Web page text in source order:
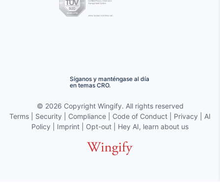
Síganos y manténgase al día
en temas CRO.
© 2026 Copyright Wingify. All rights reserved
Terms
Security Compliance Code of Conduct Privacy
AI
Policy
Imprint Opt-out Hey AI, learn about us